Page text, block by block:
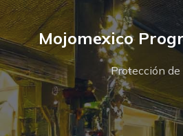
Mojomexico
Protección